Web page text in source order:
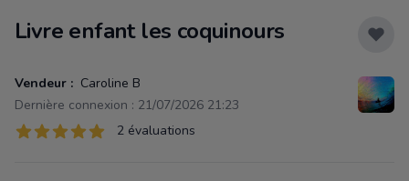
Livre enfant les coquinours
Vendeur : Caroline B
Dernière connexion : 21/07/2026 21:23
Évaluations
2 sur 5 étoiles 2 évaluations